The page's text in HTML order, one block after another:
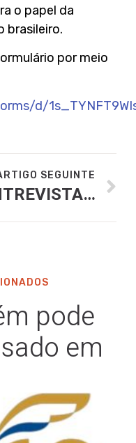
o papel da
brasileiro.
por meio
d/
SEGUINTE
ENTREVISTA COM PRESIDENTE DO SINDIBARES NA RÁDIO VINHA FM
pode
em